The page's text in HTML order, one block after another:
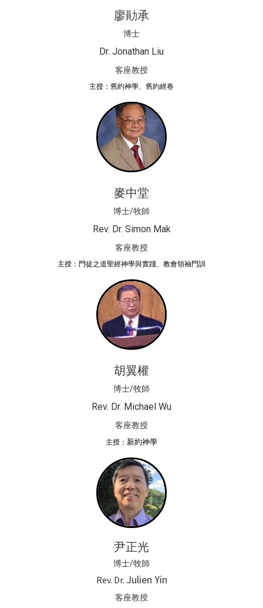
廖勛承
博士
Dr. Jonathan Liu
客座教授
主授：舊約神學、舊約經卷
麥中堂
博士/牧師
Rev. Dr. Simon Mak
客座教授
主授：門徒之道聖經神學與實踐、教會領袖門訓
胡翼權
博士/牧師
Rev. Dr. Michael Wu
客座教授
主授： 新約神學
尹正光
博士/牧師
Rev. Dr. Julien Yin
客座教授